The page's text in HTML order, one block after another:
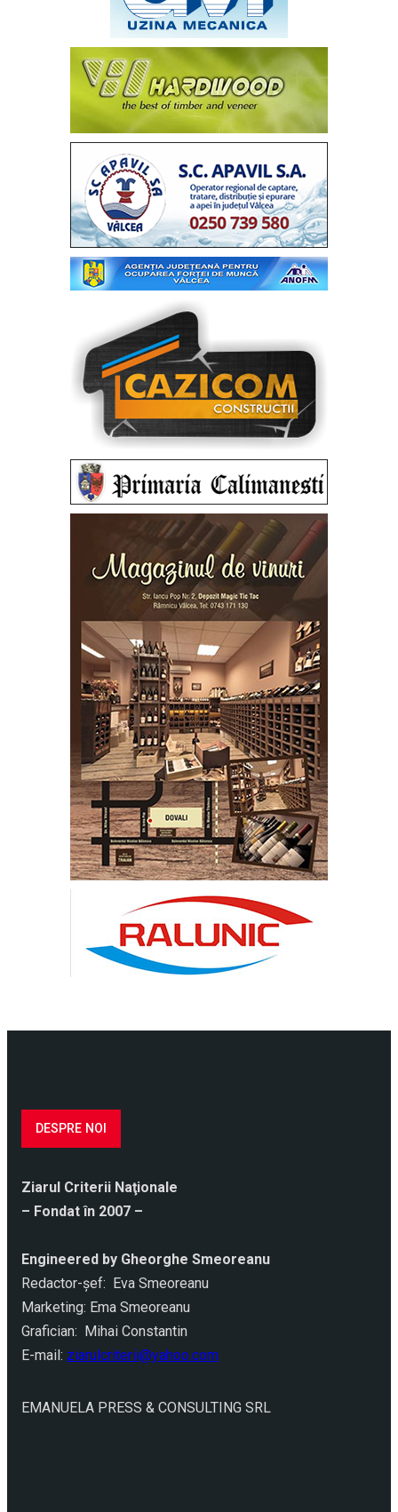
DESPRE NOI
Ziarul Criterii Naţionale
– Fondat în 2007 –
Engineered by Gheorghe Smeoreanu
Redactor-şef: Eva Smeoreanu
Marketing: Ema Smeoreanu
Grafician: Mihai Constantin
E-mail: ziarulcriterii@yahoo.com
EMANUELA PRESS & CONSULTING SRL